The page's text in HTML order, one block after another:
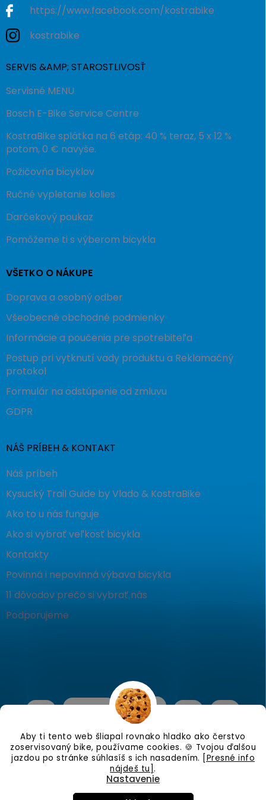
Aby ti tento web šliapal rovnako hladko ako čerstvo
zoservisovaný bike, používame cookies. 🍪 Tvojou ďalšou
jazdou po stránke súhlasíš s ich nasadením. [Presné info
nájdeš tu].
Nastavenie
https://www.facebook.com/kostrabike
kostrabike
SERVIS &AMP; STAROSTLIVOSŤ
Servisné MENU
Bosch E-Bike Service Centre
KostraBike splátka na 6 etáp: 40 % teraz, 5 x 12 %
potom, 0 € navyše.
Požičovňa bicyklov
Ručné vypletanie kolies
Darčekový poukaz
Pomôžeme ti s výberom bicykla
VŠETKO O NÁKUPE
Doprava a osobný odber
Všeobecné obchodné podmienky
Informácie a poučenia pre spotrebiteľa
Postup pri vytknutí vady produktu a Reklamačný
protokol
Formulár na odstúpenie od zmluvu
GDPR
NÁŠ PRÍBEH & KONTAKT
Náš príbeh
Kysucký Trail Guide by Vlado & KostraBike
Ako to u nás funguje
Ako si vybrať veľkosť bicykla
Kontakty
Povinná i nepovinná výbava bicykla
11 dôvodov prečo si vybrať nás
Podporujeme